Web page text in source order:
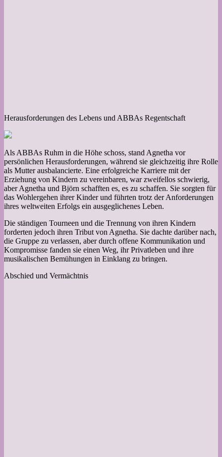
Herausforderungen des Lebens und ABBAs Regentschaft
Als ABBAs Ruhm in die Höhe schoss, stand Agnetha vor
persönlichen Herausforderungen, während sie gleichzeitig ihre Rolle
als Mutter ausbalancierte. Eine erfolgreiche Karriere mit der
Erziehung von Kindern zu vereinbaren, war zweifellos schwierig,
aber Agnetha und Björn schafften es, es zu schaffen. Sie sorgten für
das Wohlergehen ihrer Kinder und führten trotz der Anforderungen
ihres weltweiten Erfolgs ein ausgeglichenes Leben.
Die ständigen Tourneen und die Trennung von ihren Kindern
forderten jedoch ihren Tribut von Agnetha. Sie dachte darüber nach,
die Gruppe zu verlassen, aber durch offene Kommunikation und
Kompromisse fanden sie einen Weg, ihr Privatleben und ihre
musikalischen Bemühungen in Einklang zu bringen.
Abschied und Vermächtnis